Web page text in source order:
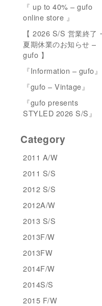
『 up to 40% – gufo
online store 』
【 2026 S/S 営業終了・
夏期休業のお知らせ –
gufo 】
『Information – gufo』
『gufo – Vintage』
『gufo presents
STYLED 2026 S/S』
Category
2011 A/W
2011 S/S
2012 S/S
2012A/W
2013 S/S
2013F/W
2013FW
2014F/W
2014S/S
2015 F/W